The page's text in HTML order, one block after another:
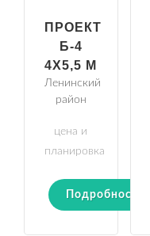
ПРОЕКТ
Б-4
4Х5,5 М
Ленинский
район
цена и
планировка
Подробности